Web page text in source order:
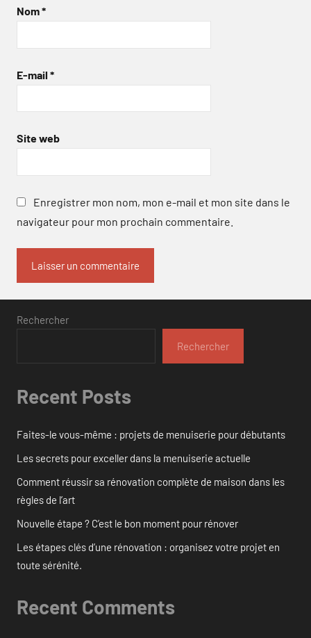
Nom*
E-mail *
Site web
Enregistrer mon nom, mon e-mail et mon site dans le
navigateur pour mon prochain commentaire.
Rechercher
Rechercher
Recent Posts
Faites-le vous-même : projets de menuiserie pour débutants
Les secrets pour exceller dans la menuiserie actuelle
Comment réussir sa rénovation complète de maison dans les
règles de l’art
Nouvelle étape ? C’est le bon moment pour rénover
Les étapes clés d’une rénovation : organisez votre projet en
toute sérénité.
Recent Comments